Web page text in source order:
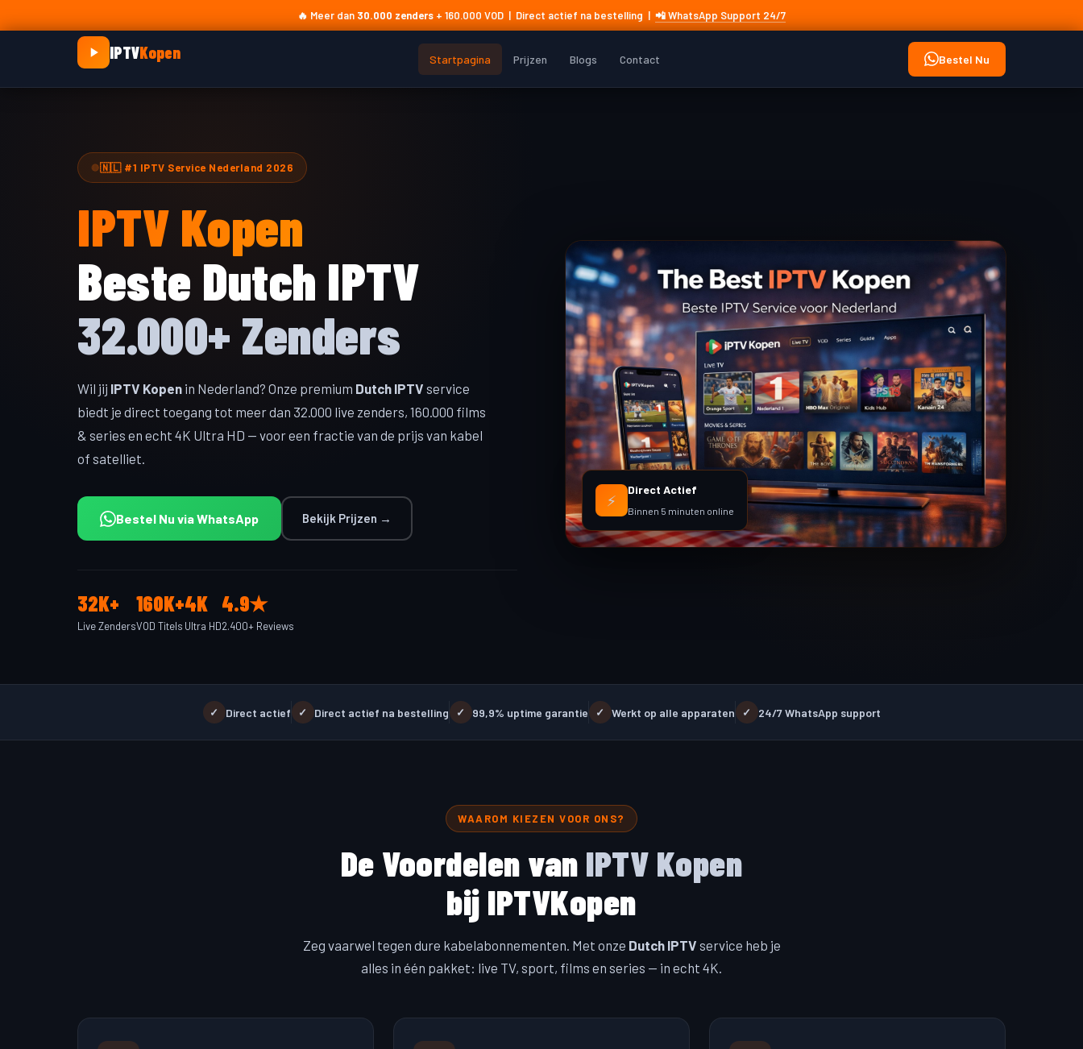
to
🔥 Meer dan 30.000 zenders + 160.000 VOD | Direct actief na bestelling | 📲 WhatsApp Support 24/7
IPTVKopen Startpagina Prijzen Blogs Contact Bestel Nu
🇳🇱 #1 IPTV Service Nederland 2026
IPTV Kopen
Beste Dutch IPTV
32.000+ Zenders
Wil jij IPTV Kopen in Nederland? Onze premium Dutch IPTV service
biedt je direct toegang tot meer dan 32.000 live zenders, 160.000 films
& series en echt 4K Ultra HD — voor een fractie van de prijs van kabel
of satelliet.
Bestel Nu via WhatsApp Bekijk Prijzen →
32K+
Live Zenders
160K+
VOD Titels
4K
Ultra HD
4.9★
2.400+ Reviews
⚡
Direct Actief
Binnen 5 minuten online
✓ Direct actief ✓ Direct actief na bestelling ✓ 99,9% uptime garantie ✓ Werkt op alle apparaten ✓ 24/7 WhatsApp support
WAAROM KIEZEN VOOR ONS?
De Voordelen van IPTV Kopen
bij IPTVKopen
Zeg vaarwel tegen dure kabelabonnementen. Met onze Dutch IPTV service heb je
alles in één pakket: live TV, sport, films en series — in echt 4K.